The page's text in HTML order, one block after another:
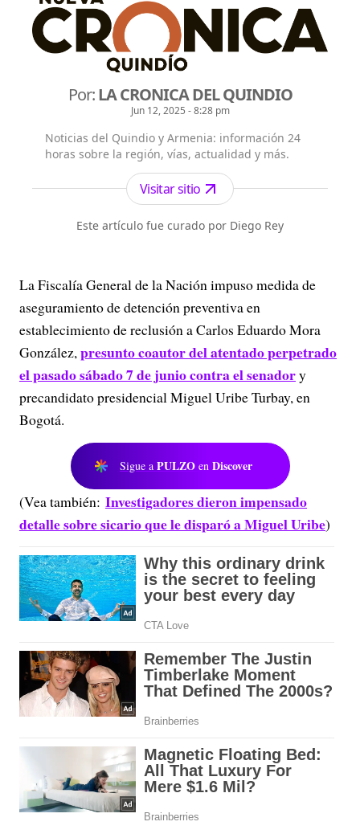
Por:LA CRONICA DEL QUINDIO
Jun 12, 2025 - 8:28 pm
Noticias del Quindio y Armenia: información 24
horas sobre la región, vías, actualidad y más.
Visitar sitio
Este artículo fue curado por Diego Rey
La Fiscalía General de la Nación impuso medida de
aseguramiento de detención preventiva en
establecimiento de reclusión a Carlos Eduardo Mora
González,presunto coautor del atentado perpetrado
el pasado sábado 7 de junio contra el senadory
precandidato presidencial Miguel Uribe Turbay, en
Bogotá.
Sigue a PULZO en Discover
(Vea también: Investigadores dieron impensado
detalle sobre sicario que le disparó a Miguel Uribe)